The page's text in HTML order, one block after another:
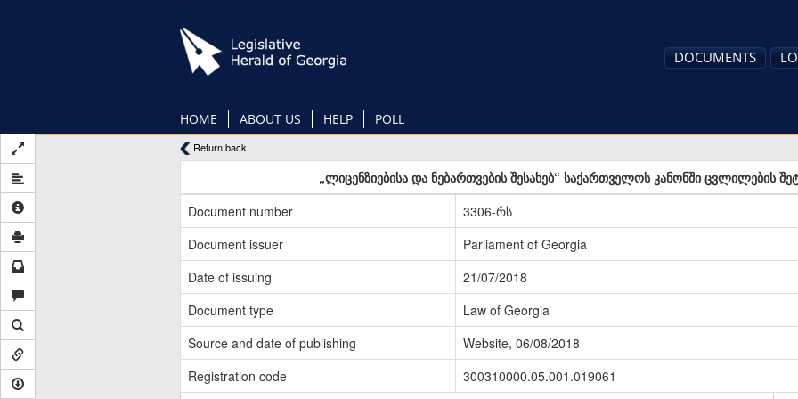
HOME ABOUT US HELP POLL
DOCUMENTS
Return back
„ლიცენზიებისა და ნებართვების შესახებ“ საქართველოს კანონში ცვლილების
Document number
3306-რს
Document issuer
Parliament of Georgia
Date of issuing
21/07/2018
Document type
Law of Georgia
Source and date of publishing
Website, 06/08/2018
Registration code
300310000.05.001.019061